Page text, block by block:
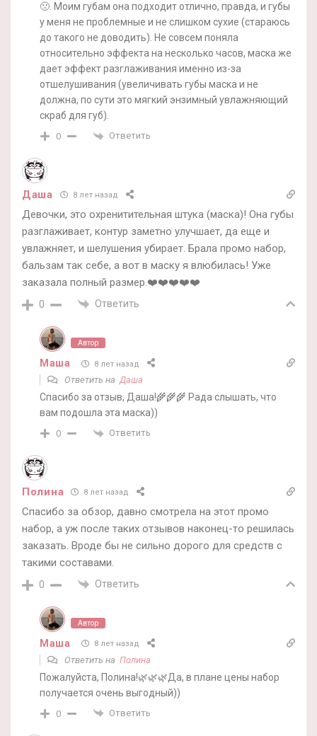
🙁. Моим губам она подходит отлично, правда, и губы
у меня не проблемные и не слишком сухие (стараюсь
до такого не доводить). Не совсем поняла
относительно эффекта на несколько часов, маска же
дает эффект разглаживания именно из-за
отшелушивания (увеличивать губы маска и не
должна, по сути это мягкий энзимный увлажняющий
скраб для губ).
0 Ответить
Даша 8 лет назад
Девочки, это охренитительная штука (маска)! Она губы
разглаживает, контур заметно улучшает, да еще и
увлажняет, и шелушения убирает. Брала промо набор,
бальзам так себе, а вот в маску я влюбилась! Уже
заказала полный размер.❤️❤️❤️❤️❤️
0 Ответить
Автор
Маша 8 лет назад
Ответить наДаша
Спасибо за отзыв, Даша!🌾🌾🌾 Рада слышать, что
вам подошла эта маска))
0 Ответить
Полина 8 лет назад
Спасибо за обзор, давно смотрела на этот промо
набор, а уж после таких отзывов наконец-то решилась
заказать. Вроде бы не сильно дорого для средств с
такими составами.
0 Ответить
Автор
Маша 8 лет назад
Ответить на Полина
Пожалуйста, Полина!🌿🌿🌿Да, в плане цены набор
получается очень выгодный))
0 Ответить